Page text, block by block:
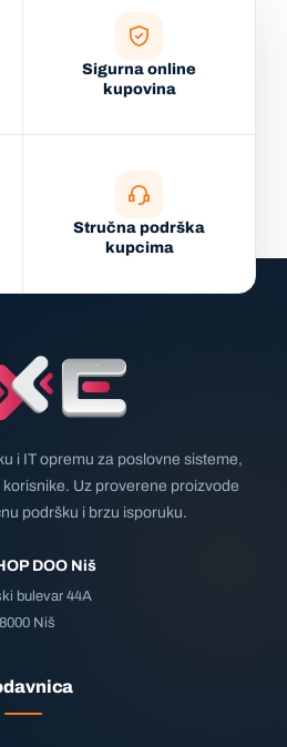
Sigurna online
kupovina
Stručna podrška
kupcima
i IT opremu za poslovne sisteme,
Uz proverene proizvode
podršku i brzu isporuku.
DOO Niš
bulevar 44A
Niš